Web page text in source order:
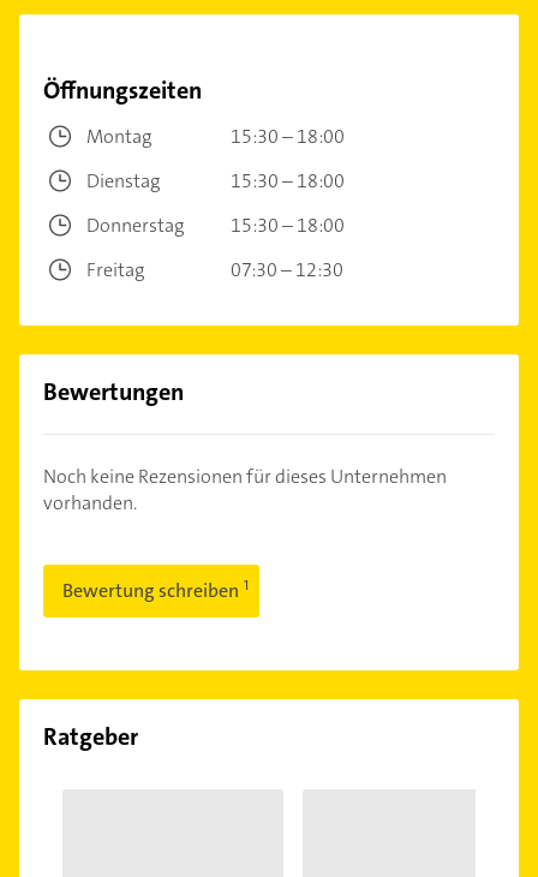
Öffnungszeiten
Montag
15:30 – 18:00
Dienstag
15:30 – 18:00
Donnerstag
15:30 – 18:00
Freitag
07:30 – 12:30
Bewertungen
Noch keine Rezensionen für dieses Unternehmen
vorhanden.
Bewertung schreiben
Ratgeber